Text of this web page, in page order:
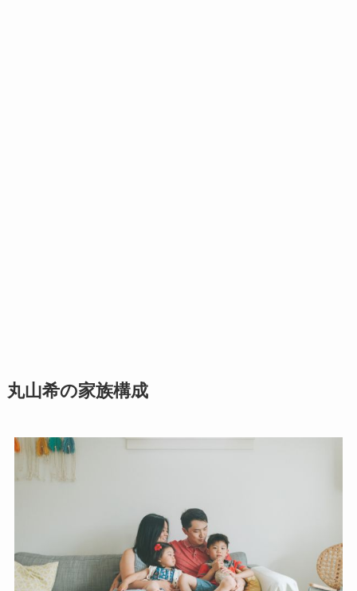
丸山希の家族構成